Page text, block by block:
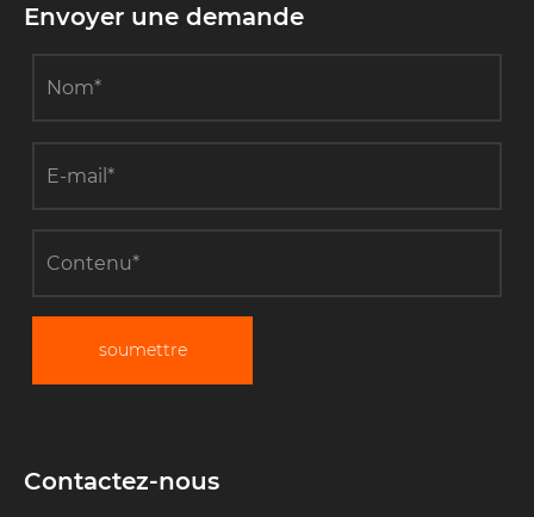
Envoyer une demande
soumettre
Contactez-nous